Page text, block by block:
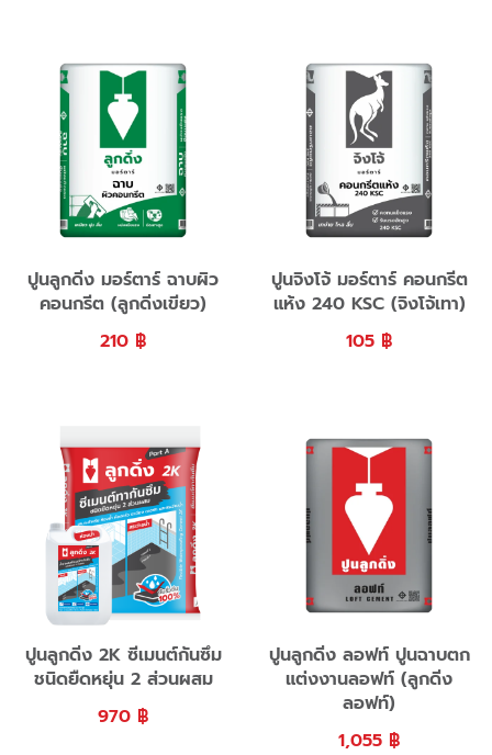
ปูนลูกดิ่ง มอร์ตาร์ ฉาบผิว
คอนกรีต (ลูกดิ่งเขียว)
210 ฿
ปูนจิงโจ้ มอร์ตาร์ คอนกรีต
แห้ง 240 KSC (จิงโจ้เทา)
105 ฿
ปูนลูกดิ่ง 2K ซีเมนต์กันซึม
ชนิดยืดหยุ่น 2 ส่วนผสม
970 ฿
ปูนลูกดิ่ง ลอฟท์ ปูนฉาบตก
แต่งงานลอฟท์ (ลูกดิ่ง
ลอฟท์)
1,055 ฿